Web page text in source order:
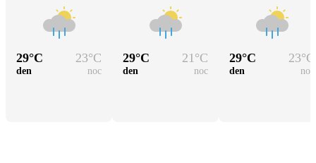
29°C 23°C
den noc
29°C 21 °C
den noc
29°C 23°C
den noc